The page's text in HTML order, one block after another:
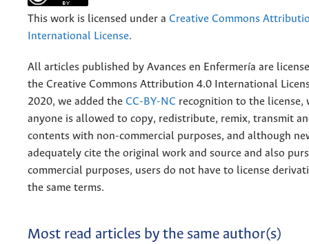
This work is licensed under a Creative Commons
International License.
All articles published by Avances en Enfermería are
the Creative Commons Attribution 4.0 International
2020, we added the CC-BY-NC recognition to the license,
anyone is allowed to copy, redistribute, remix, transmit
contents with non-commercial purposes, and although
adequately cite the original work and source and also
commercial purposes, users do not have to license
the same terms.
Most read articles by the same author(s)